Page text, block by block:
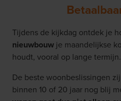
Tijdens de kijkdag ontdek je
nieuwbouw je maandelijkse
houdt, vooral op lange termijn.
De beste woonbeslissingen
binnen 10 of 20 jaar nog blij